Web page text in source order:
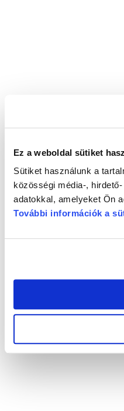
Ez a weboldal sütiket
Sütiket használunk a
közösségi média-,
adatokkal, amelyeket Ön
További információk a